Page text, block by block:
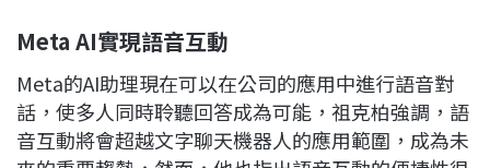
Meta AI實現語音互動
Meta的AI助理現在可以在公司的應用中進行語音對
話，使多人同時聆聽回答成為可能，祖克柏強調，語
音互動將會超越文字聊天機器人的應用範圍，成為未